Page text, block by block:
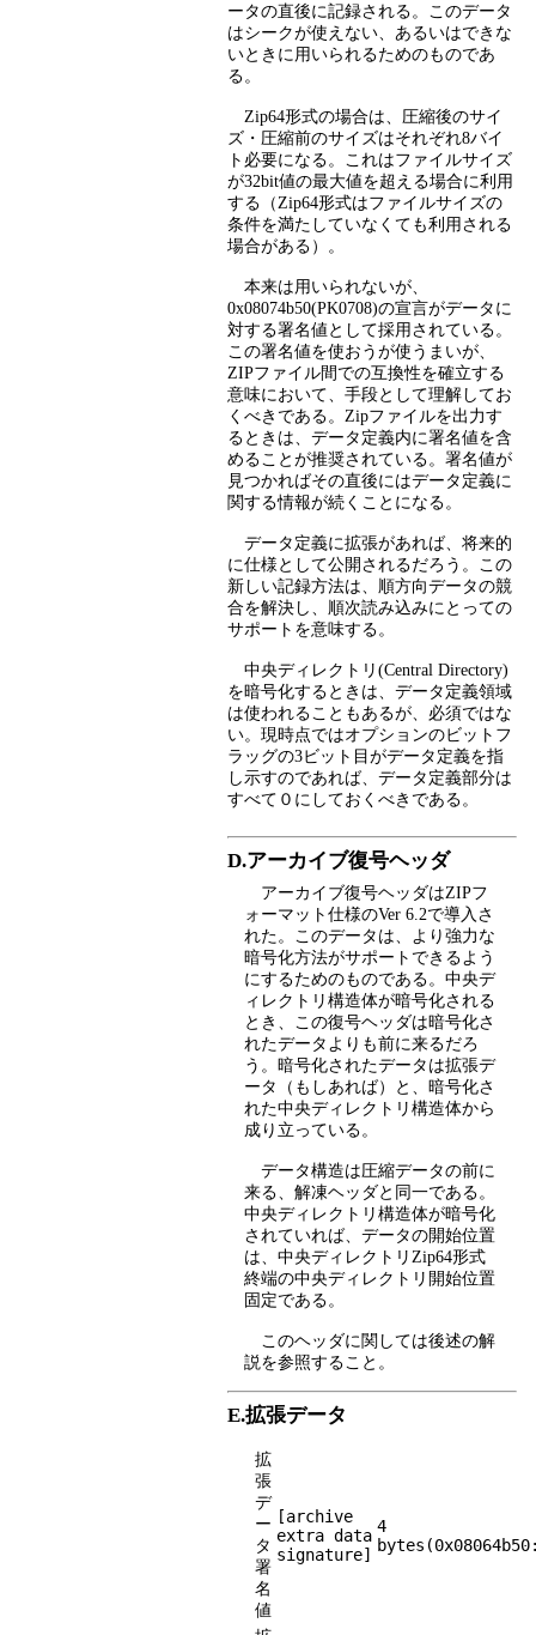
ータの直後に記録される。このデータ
はシークが使えない、あるいはできな
いときに用いられるためのものであ
る。
Zip64形式の場合は、圧縮後のサイ
ズ・圧縮前のサイズはそれぞれ8バイ
ト必要になる。これはファイルサイズ
が32bit値の最大値を超える場合に利用
する（Zip64形式はファイルサイズの
条件を満たしていなくても利用される
場合がある）。
本来は用いられないが、
0x08074b50(PK0708)の宣言がデータに
対する署名値として採用されている。
この署名値を使おうが使うまいが、
ZIPファイル間での互換性を確立する
意味において、手段として理解してお
くべきである。Zipファイルを出力す
るときは、データ定義内に署名値を含
めることが推奨されている。署名値が
見つかればその直後にはデータ定義に
関する情報が続くことになる。
データ定義に拡張があれば、将来的
に仕様として公開されるだろう。この
新しい記録方法は、順方向データの競
合を解決し、順次読み込みにとっての
サポートを意味する。
中央ディレクトリ(Central Directory)
を暗号化するときは、データ定義領域
は使われることもあるが、必須ではな
い。現時点ではオプションのビットフ
ラッグの3ビット目がデータ定義を指
し示すのであれば、データ定義部分は
すべて０にしておくべきである。
D.アーカイブ復号ヘッダ
アーカイブ復号ヘッダはZIPフ
ォーマット仕様のVer 6.2で導入さ
れた。このデータは、より強力な
暗号化方法がサポートできるよう
にするためのものである。中央デ
ィレクトリ構造体が暗号化される
とき、この復号ヘッダは暗号化さ
れたデータよりも前に来るだろ
う。暗号化されたデータは拡張デ
ータ（もしあれば）と、暗号化さ
れた中央ディレクトリ構造体から
成り立っている。
データ構造は圧縮データの前に
来る、解凍ヘッダと同一である。
中央ディレクトリ構造体が暗号化
されていれば、データの開始位置
は、中央ディレクトリZip64形式
終端の中央ディレクトリ開始位置
固定である。
このヘッダに関しては後述の解
説を参照すること。
E.拡張データ
拡
張
デ
ー
タ
署
名
値
[archive
extra data
signature]
4